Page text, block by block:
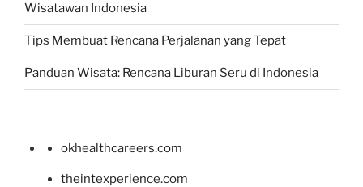
Wisatawan Indonesia
Tips Membuat Rencana Perjalanan yang Tepat
Panduan Wisata: Rencana Liburan Seru di Indonesia
okhealthcareers.com
theintexperience.com